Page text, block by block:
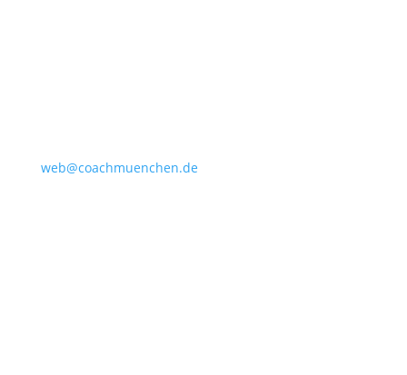
web@coachmuenchen.de